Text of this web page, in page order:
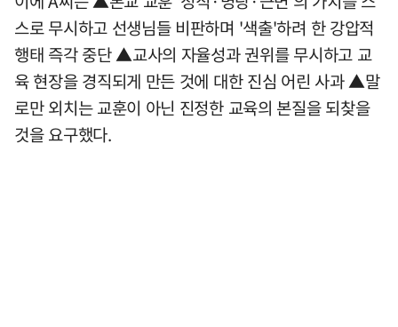
스로 무시하고 선생님들 비판하며 '색출'하려 한 강압적
행태 즉각 중단 ▲교사의 자율성과 권위를 무시하고 교
육 현장을 경직되게 만든 것에 대한 진심 어린 사과 ▲말
로만 외치는 교훈이 아닌 진정한 교육의 본질을 되찾을
것을 요구했다.